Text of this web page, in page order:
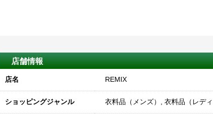
店舗情報
店名 REMIX
ショッピングジャンル 衣料品（メンズ）, 衣料品（レディ